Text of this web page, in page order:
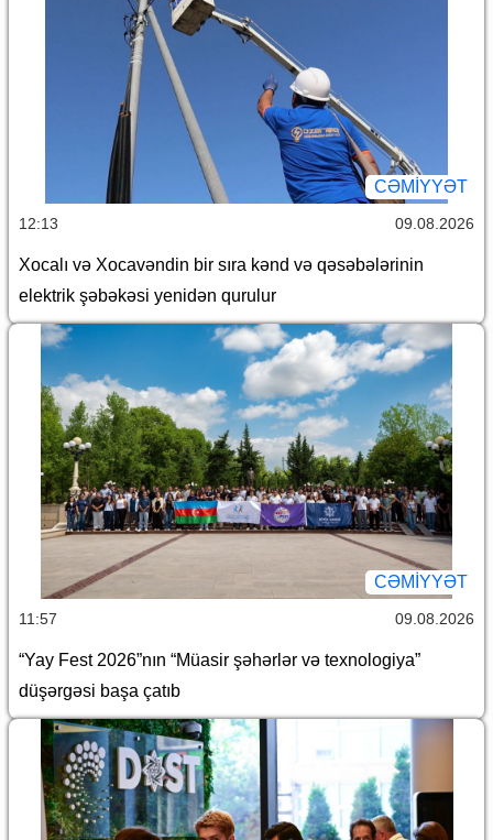
CƏMİYYƏT
12:13 09.08.2026
Xocalı və Xocavəndin bir sıra kənd və qəsəbələrinin
elektrik şəbəkəsi yenidən qurulur
CƏMİYYƏT
11:57 09.08.2026
“Yay Fest 2026”nın “Müasir şəhərlər və texnologiya”
düşərgəsi başa çatıb